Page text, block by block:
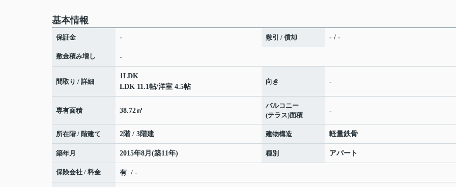
基本情報
保証金 - 敷引 / 償却 - / -
敷金積み増し -
間取り / 詳細
1LDK
LDK 11.1帖/洋室 4.5帖
向き -
専有面積 38.72㎡
バルコニー
(テラス)面積
-
所在階 / 階建て 2階 / 3階建 建物構造 軽量鉄骨
築年月 2015年8月(築11年) 種別 アパート
保険会社 / 料金 有 / -